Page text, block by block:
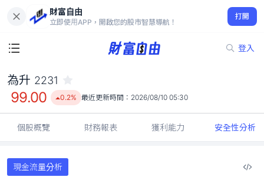
財富自由
立即使用APP，開啟您的股市智慧導航！
打開
登入
99.00
0.2%
為升 2231
99.00 0.2% 最近更新時間： 2026/08/10 05:30
個股概覽 財務報表 獲利能力 安全性分析
現金流量分析